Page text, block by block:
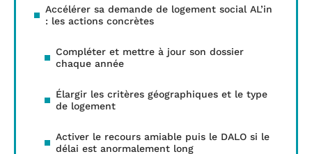
Accélérer sa demande de logement social AL’in
: les actions concrètes
Compléter et mettre à jour son dossier
chaque année
Élargir les critères géographiques et le type
de logement
Activer le recours amiable puis le DALO si le
délai est anormalement long